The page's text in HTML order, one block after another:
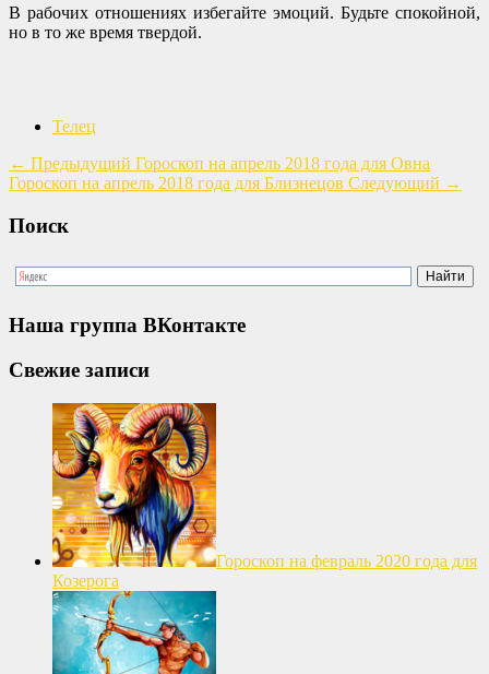
В рабочих отношениях избегайте эмоций. Будьте спокойной,
но в то же время твердой.
Телец
← Предыдущий Гороскоп на апрель 2018 года для Овна
Гороскоп на апрель 2018 года для Близнецов Следующий →
Поиск
Наша группа ВКонтакте
Свежие записи
Гороскоп на февраль 2020 года для
Козерога